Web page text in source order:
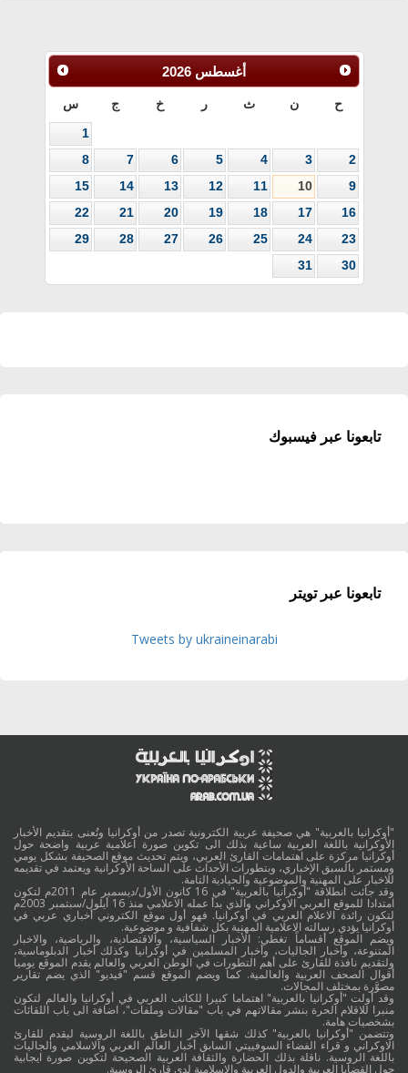
أغسطس 2026
ح ن ث ر خ ج س
1
2
3
4
5
6
7
8
9
10
11
12
13
14
15
16
17
18
19
20
21
22
23
24
25
26
27
28
29
30
31
تابعونا عبر فيسبوك
تابعونا عبر تويتر
Tweets by ukraineinarabi
"أوكرانيا بالعربية" هي صحيفة عربية الكترونية تصدر من أوكرانيا وتُعنى بتقديم الأخبار
الأوكرانية باللغة العربية ساعية بذلك الى تكوين صورة اعلامية عربية واضحة حول
أوكرانيا مركزة على اهتمامات القارئ العربي، ويتم تحديث موقع الصحيفة بشكل يومي
ومستمر بالسبق الإخباري، وبتطورات الأحداث على الساحة الأوكرانية ويعتمد في تقديمه
للاخبار على المهنية والموضوعية والحيادية التامة.
وقد جائت انطلاقة "أوكرانيا بالعربية" في 16 كانون الأول/ديسمبر عام 2011م لتكون
امتدادا للموقع العربي الاوكراني والذي بدأ عمله الاعلامي منذ 16 أيلول/سبتمبر 2003م
لتكون رائدة الاعلام العربي في أوكرانيا. فهو أول موقع الكتروني أخباري عربي في
أوكرانيا يؤدي رسالته الاعلامية المهنية بكل شفافية و موضوعية.
ويضم الموقع أقساماً تغطي: الأخبار السياسية، والاقتصادية، والرياضية، والاخبار
المتنوعة، وأخبار الجاليات، وأخبار المسلمين في أوكرانيا وكذلك أخبار الدبلوماسية،
ولتقديم نافذة للقارئ على أهم التطورات في الوطن العربي والعالم يقدم الموقع يوميا
أقوال الصحف العربية والعالمية. كما ويضم الموقع قسم "فيديو" الذي يضم تقارير
مصوَّرة بمختلف المجالات.
وقد أولت "أوكرانيا بالعربية" اهتماما كبيرا للكاتب العربي في أوكرانيا والعالم لتكون
منبرا للاقلام الحرة بنشر مقالاتهم في باب "مقالات وملفات"، اضافة الى باب اللقائات
بشخصيات هامة.
وتتضمن "أوكرانيا بالعربية" كذلك شقها الآخر الناطق باللغة الروسية ليقدم للقارئ
الاوكراني و قراء الفضاء السوفييتي السابق أخبار العالم العربي والاسلامي والجاليات
باللغة الروسية. ناقلة بذلك الحضارة والثقافة العربية الصحيحة لتكوين صورة ايجابية
حول القضايا العربية والدول العربية والاسلامية لدى قارئ الروسية.